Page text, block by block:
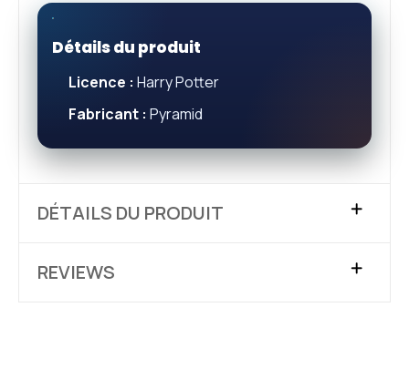
Détails du produit
Licence : Harry Potter
Fabricant : Pyramid
DÉTAILS DU PRODUIT
REVIEWS